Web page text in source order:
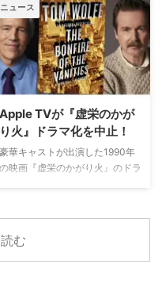
公開。「パリの最新情報だけど、
実はロンドンに戻っ …
新たに加わることも明らかになっ
た。英BBCなど複数のメディアが
伝えている。 これまでで最も衝
撃的な事件に巻き込まれるベルジ
ュラック 1981年から1991年にか
けて英BBCで放送されたジョン・
『Bergerac（原題）』をリブー
トした本作。イギリス海峡に浮か
ぶジャージー島を舞台に、警部の
ジム・ベルジュラックが事件に挑
ニュース
Apple TVが『虚栄のかが
り火』ドラマ化を中止！
豪華キャストが出演した1990年
の映画『虚栄のかがり火』のドラ
ず 原作は、1987年に出版された
トム・ウルフのベストセラー小説
む